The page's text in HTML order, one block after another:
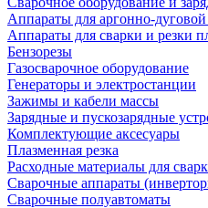
Аппараты для аргонно-дуговой
Аппараты для сварки и резки
Бензорезы
Газосварочное оборудование
Генераторы и электростанции
Зажимы и кабели массы
Зарядные и пускозарядные
Комплектующие аксесуары
Плазменная резка
Расходные материалы для
Сварочные аппараты
Сварочные полуавтоматы